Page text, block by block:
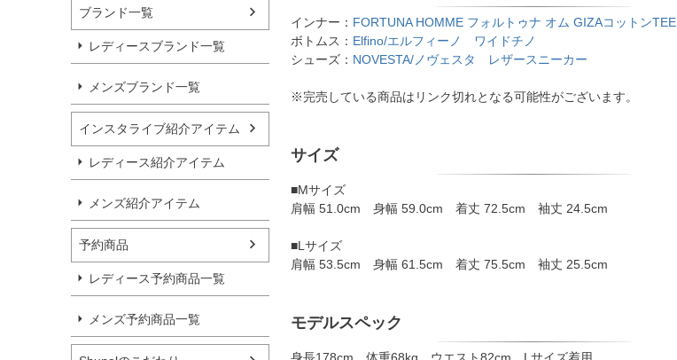
ブランド一覧
レディースブランド一覧
メンズブランド一覧
インスタライブ紹介アイテム
レディース紹介アイテム
メンズ紹介アイテム
予約商品
レディース予約商品一覧
メンズ予約商品一覧
インナー： FORTUNA HOMME フォルトゥナ オム GIZAコットンTEE
ボトムス： Elfino/エルフィーノ ワイドチノ
シューズ： NOVESTA/ノヴェスタ レザースニーカー
※完売している商品はリンク切れとなる可能性がございます。
サイズ
■Mサイズ
肩幅 51.0cm 身幅 59.0cm 着丈 72.5cm 袖丈 24.5cm
■Lサイズ
肩幅 53.5cm 身幅 61.5cm 着丈 75.5cm 袖丈 25.5cm
モデルスペック